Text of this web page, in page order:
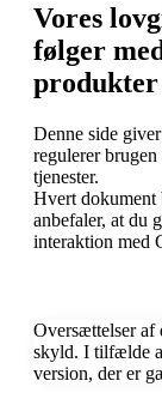
Vores
følger
produkter
Denne side
regulerer
tjenester.
Hvert dokument
anbefaler, at du
interaktion med
Oversættelser af
skyld. I tilfælde
version, der er